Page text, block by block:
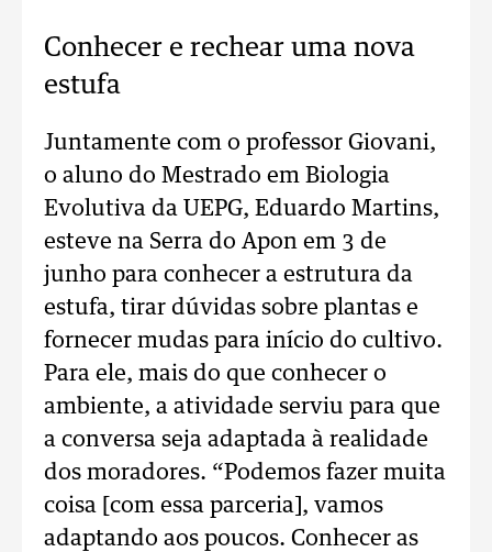
Conhecer e rechear uma nova
estufa
Juntamente com o professor Giovani,
o aluno do Mestrado em Biologia
Evolutiva da UEPG, Eduardo Martins,
esteve na Serra do Apon em 3 de
junho para conhecer a estrutura da
estufa, tirar dúvidas sobre plantas e
fornecer mudas para início do cultivo.
Para ele, mais do que conhecer o
ambiente, a atividade serviu para que
a conversa seja adaptada à realidade
dos moradores. “Podemos fazer muita
coisa [com essa parceria], vamos
adaptando aos poucos. Conhecer as